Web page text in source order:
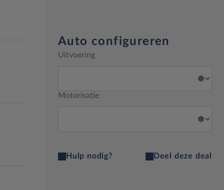
Auto configureren
Uitvoering
Motorisatie
Hulp nodig? Deel deze deal